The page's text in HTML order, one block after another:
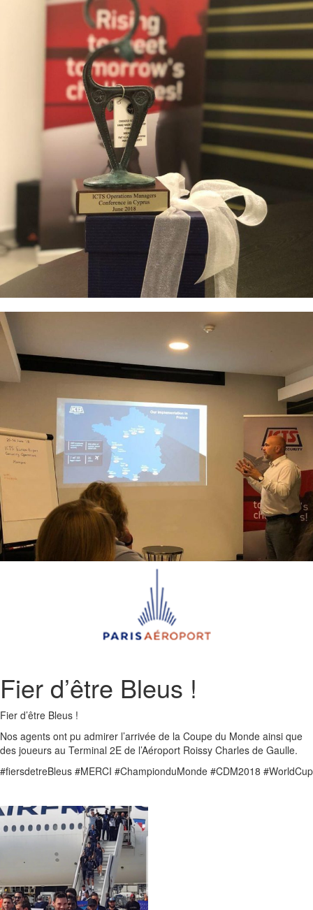
Fier d’être Bleus !
Fier d’être Bleus !
Nos agents ont pu admirer l’arrivée de la Coupe du Monde ainsi que
des joueurs au Terminal 2E de l’Aéroport Roissy Charles de Gaulle.
#fiersdetreBleus #MERCI #ChampionduMonde #CDM2018 #WorldCup